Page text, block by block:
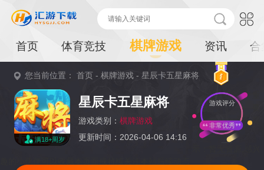
首页 体育竞技 棋牌游戏 资讯 合
您当前位置：首页 -棋牌游戏 -星辰卡五星麻将
满18+周岁
星辰卡五星麻将
游戏类别： 棋牌游戏
更新时间：2026-04-06 14:16
游戏评分
非常优秀
提